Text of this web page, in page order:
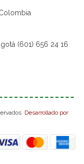
(601) 656 24 16
Desarrollado por